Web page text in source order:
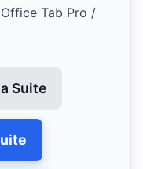
Tab Pro /
Suite